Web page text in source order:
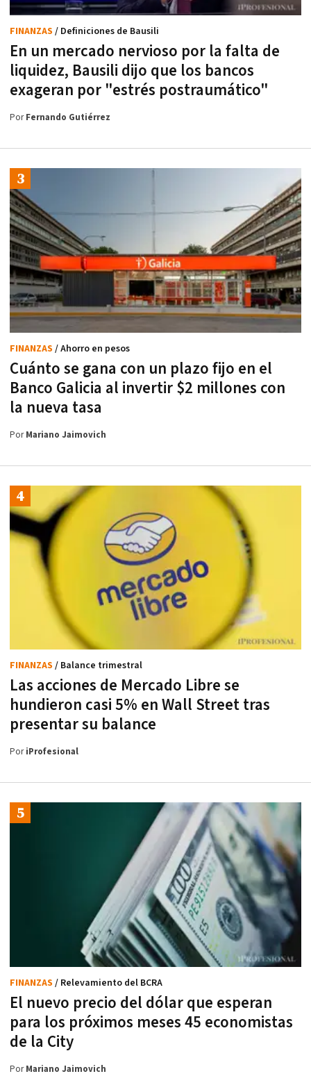
En un mercado nervioso por la falta de
liquidez, Bausili dijo que los bancos
exageran por "estrés postraumático"
FINANZAS / Definiciones de Bausili
PorFernando Gutiérrez
Cuánto se gana con un plazo fijo en el
Banco Galicia al invertir $2 millones con
la nueva tasa
FINANZAS / Ahorro en pesos
PorMariano Jaimovich
Las acciones de Mercado Libre se
hundieron casi 5% en Wall Street tras
presentar su balance
FINANZAS / Balance trimestral
PoriProfesional
El nuevo precio del dólar que esperan
para los próximos meses 45 economistas
de la City
FINANZAS / Relevamiento del BCRA
PorMariano Jaimovich